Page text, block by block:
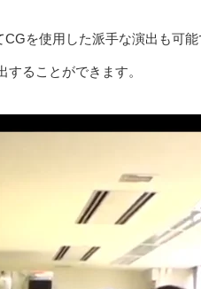
を使用した派手な演出も可
ることができます。